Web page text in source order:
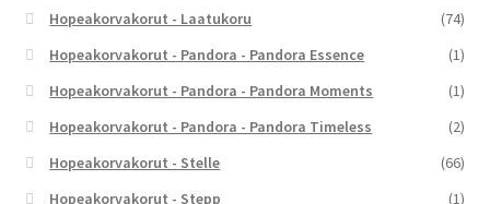
Hopeakorvakorut - Laatukoru
(74)
Hopeakorvakorut - Pandora - Pandora Essence
(1)
Hopeakorvakorut - Pandora - Pandora Moments
(1)
Hopeakorvakorut - Pandora - Pandora Timeless
(2)
Hopeakorvakorut - Stelle
(66)
Hopeakorvakorut - Stepp
(1)